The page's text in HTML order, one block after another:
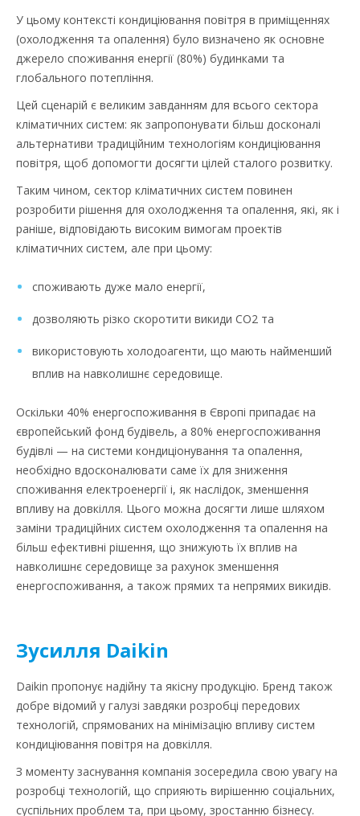
У цьому контексті кондиціювання повітря в приміщеннях
(охолодження та опалення) було визначено як основне
джерело споживання енергії (80%) будинками та
глобального потепління.
Цей сценарій є великим завданням для всього сектора
кліматичних систем: як запропонувати більш досконалі
альтернативи традиційним технологіям кондиціювання
повітря, щоб допомогти досягти цілей сталого розвитку.
Таким чином, сектор кліматичних систем повинен
розробити рішення для охолодження та опалення, які, як і
раніше, відповідають високим вимогам проектів
кліматичних систем, але при цьому:
споживають дуже мало енергії,
дозволяють різко скоротити викиди CO2 та
використовують холодоагенти, що мають найменший
вплив на навколишнє середовище.
Оскільки 40% енергоспоживання в Європі припадає на
європейський фонд будівель, а 80% енергоспоживання
будівлі — на системи кондиціонування та опалення,
необхідно вдосконалювати саме їх для зниження
споживання електроенергії і, як наслідок, зменшення
впливу на довкілля. Цього можна досягти лише шляхом
заміни традиційних систем охолодження та опалення на
більш ефективні рішення, що знижують їх вплив на
навколишнє середовище за рахунок зменшення
енергоспоживання, а також прямих та непрямих викидів.
Зусилля Daikin
Daikin пропонує надійну та якісну продукцію. Бренд також
добре відомий у галузі завдяки розробці передових
технологій, спрямованих на мінімізацію впливу систем
кондиціювання повітря на довкілля.
З моменту заснування компанія зосередила свою увагу на
розробці технологій, що сприяють вирішенню соціальних,
суспільних проблем та, при цьому, зростанню бізнесу.